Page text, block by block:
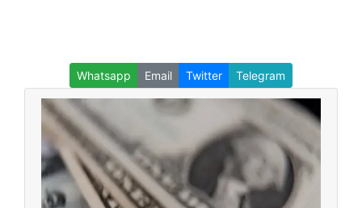
Whatsapp Email Twitter Telegram